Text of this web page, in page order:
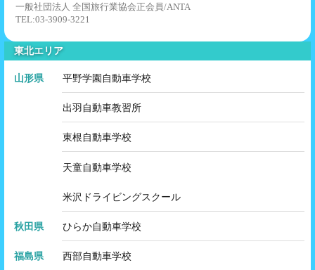
一般社団法人 全国旅行業協会正会員/ANTA
TEL:03-3909-3221
東北エリア
山形県 平野学園自動車学校
出羽自動車教習所
東根自動車学校
天童自動車学校
米沢ドライビングスクール
秋田県 ひらか自動車学校
福島県 西部自動車学校